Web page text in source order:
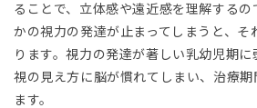
4.1
お
ることで、立体感や遠近感を理解するの
かの視力の発達が止まってしまうと、そ
ります。視力の発達が著しい乳幼児期
視の見え方に脳が慣れてしまい、治療期
ます。